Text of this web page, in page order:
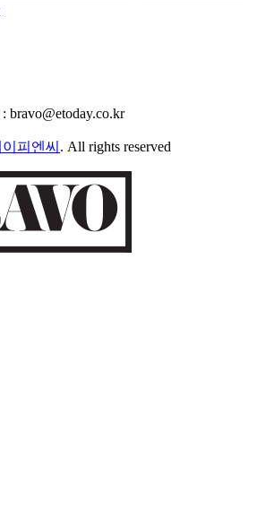
피엔씨 . All rights reserved